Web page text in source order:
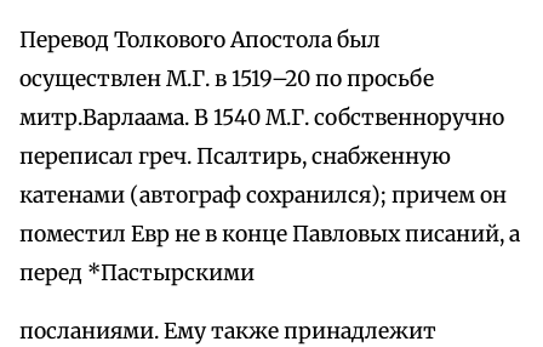
Перевод Толкового Апостола был
осуществлен М.Г. в 1519–20 по просьбе
митр.Варлаама. В 1540 М.Г. собственноручно
переписал греч. Псалтирь, снабженную
катенами (автограф сохранился); причем он
поместил Евр не в конце Павловых писаний, а
перед *Пастырскими
посланиями. Ему также принадлежит